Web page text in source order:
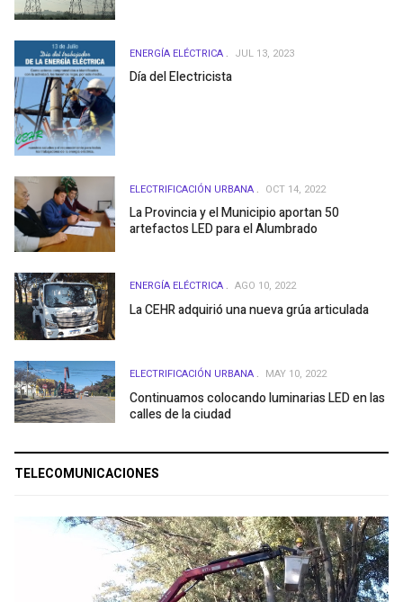
ENERGÍA ELÉCTRICA JUL 13, 2023
Día del Electricista
ELECTRIFICACIÓN URBANA OCT 14, 2022
La Provincia y el Municipio aportan 50
artefactos LED para el Alumbrado
ENERGÍA ELÉCTRICA AGO 10, 2022
La CEHR adquirió una nueva grúa articulada
ELECTRIFICACIÓN URBANA MAY 10, 2022
Continuamos colocando luminarias LED en las
calles de la ciudad
TELECOMUNICACIONES